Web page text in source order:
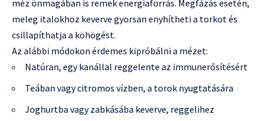
méz önmagában is remek energiaforrás. Megfázás esetén,
meleg italokhoz keverve gyorsan enyhítheti a torkot és
csillapíthatja a köhögést.
Az alábbi módokon érdemes kipróbálni a mézet:
Natúran, egy kanállal reggelente az immunerősítésért
Teában vagy citromos vízben, a torok nyugtatására
Joghurtba vagy zabkásába keverve, reggelihez